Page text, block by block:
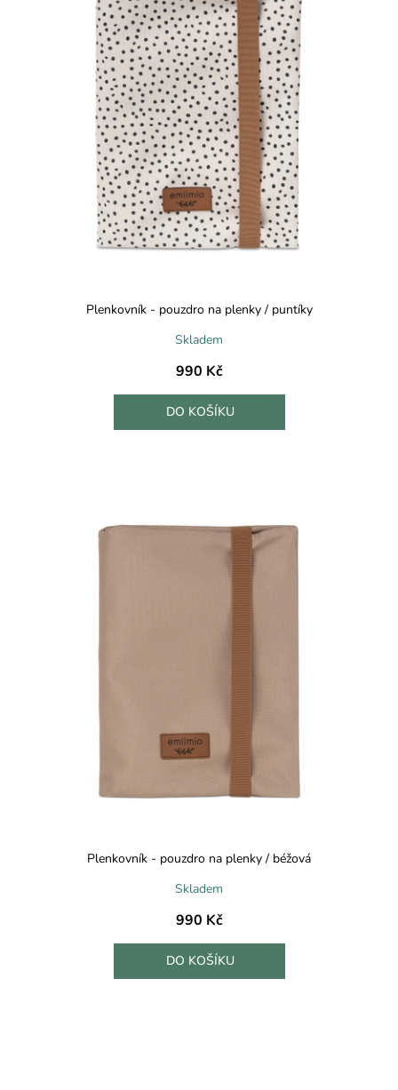
Plenkovník - pouzdro na plenky / puntíky
Skladem
990 Kč
DO KOŠÍKU
Plenkovník - pouzdro na plenky / béžová
Skladem
990 Kč
DO KOŠÍKU